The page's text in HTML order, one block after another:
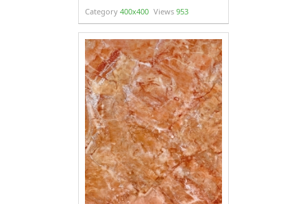
Category 400x400 Views 953